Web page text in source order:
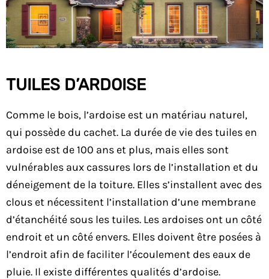
TUILES D’ARDOISE
Comme le bois, l’ardoise est un matériau naturel,
qui possède du cachet. La durée de vie des tuiles en
ardoise est de 100 ans et plus, mais elles sont
vulnérables aux cassures lors de l’installation et du
déneigement de la toiture. Elles s’installent avec des
clous et nécessitent l’installation d’une membrane
d’étanchéité sous les tuiles. Les ardoises ont un côté
endroit et un côté envers. Elles doivent être posées à
l’endroit afin de faciliter l’écoulement des eaux de
pluie. Il existe différentes qualités d’ardoise.